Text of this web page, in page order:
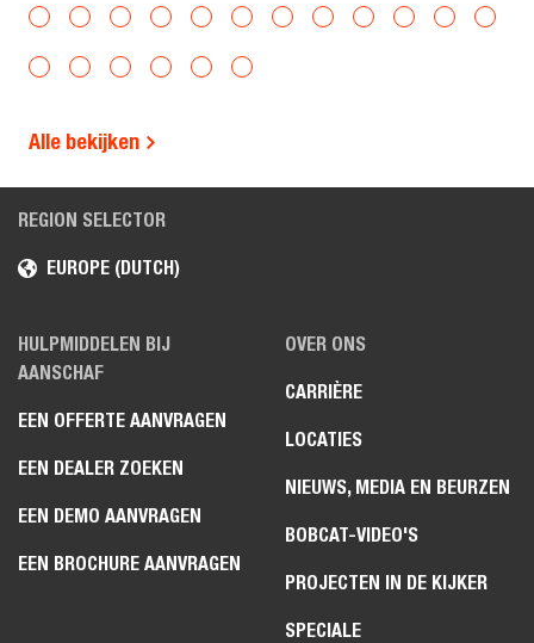
Alle bekijken
REGION SELECTOR
EUROPE (DUTCH)
HULPMIDDELEN BIJ
AANSCHAF
EEN OFFERTE AANVRAGEN
EEN DEALER ZOEKEN
EEN DEMO AANVRAGEN
EEN BROCHURE AANVRAGEN
OVER ONS
CARRIÈRE
LOCATIES
NIEUWS, MEDIA EN BEURZEN
BOBCAT-VIDEO'S
PROJECTEN IN DE KIJKER
SPECIALE